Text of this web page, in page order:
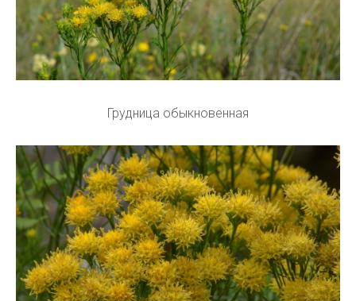
Грудница обыкновенная